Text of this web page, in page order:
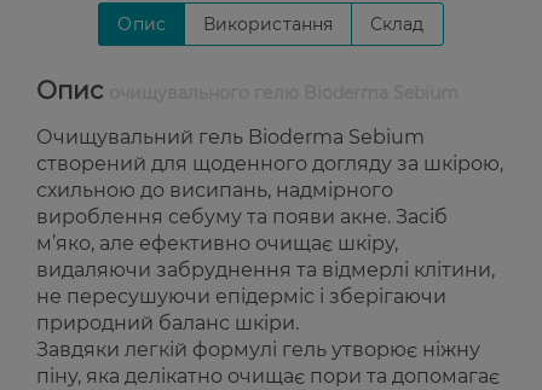
Опис Використання Склад
Опис
Очищувальний гель Bioderma Sebium
створений для щоденного догляду за шкірою,
схильною до висипань, надмірного
вироблення себуму та появи акне. Засіб
м’яко, але ефективно очищає шкіру,
видаляючи забруднення та відмерлі клітини,
не пересушуючи епідерміс і зберігаючи
природний баланс шкіри.
Завдяки легкій формулі гель утворює ніжну
піну, яка делікатно очищає пори та допомагає